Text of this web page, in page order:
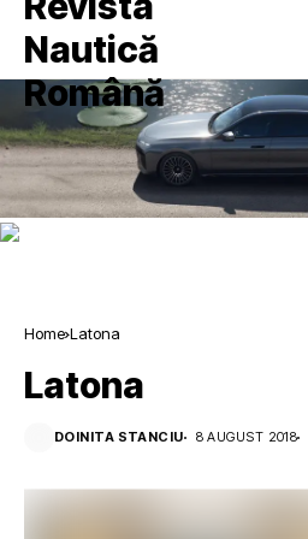
Home Latona
Latona
DOINITA STANCIU 8 AUGUST 2018